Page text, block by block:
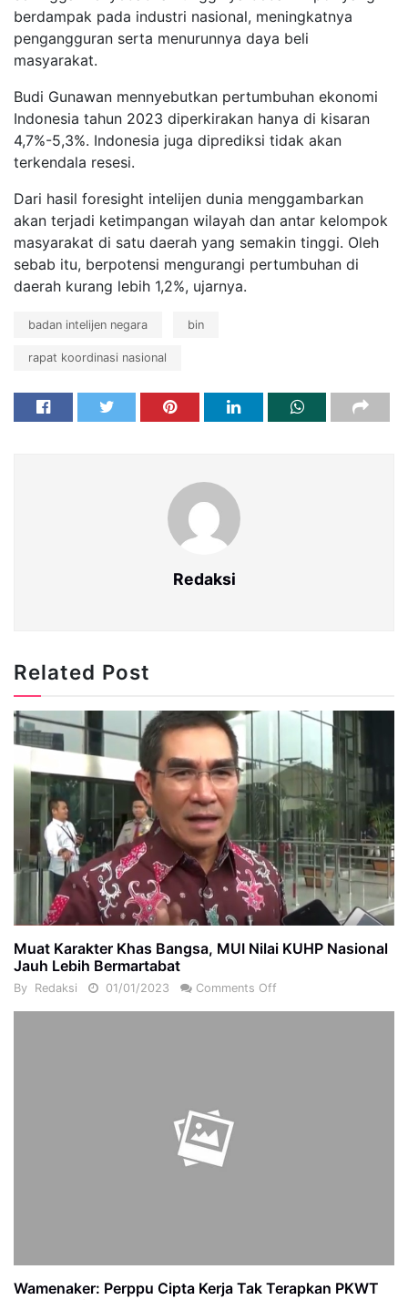
berdampak pada industri nasional, meningkatnya
pengangguran serta menurunnya daya beli
masyarakat.
Budi Gunawan mennyebutkan pertumbuhan ekonomi
Indonesia tahun 2023 diperkirakan hanya di kisaran
4,7%-5,3%. Indonesia juga diprediksi tidak akan
terkendala resesi.
Dari hasil foresight intelijen dunia menggambarkan
akan terjadi ketimpangan wilayah dan antar kelompok
masyarakat di satu daerah yang semakin tinggi. Oleh
sebab itu, berpotensi mengurangi pertumbuhan di
daerah kurang lebih 1,2%, ujarnya.
badan intelijen negara bin
rapat koordinasi nasional
Redaksi
Related Post
Muat Karakter Khas Bangsa, MUI Nilai KUHP Nasional
Jauh Lebih Bermartabat
By Redaksi 01/01/2023 Comments Off
Wamenaker: Perppu Cipta Kerja Tak Terapkan PKWT